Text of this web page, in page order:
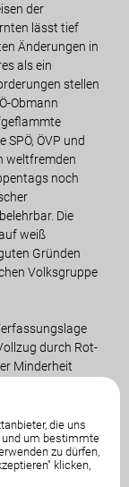
die uns
und um bestimmte
zu dürfen,
klicken,
der
lässt tief
Änderungen in
als ein
stellen
Obmann
ÖVP und
weltfremden
noch
Die
weiß
Gründen
Volksgruppe
durch Rot-
Minderheit
sei von
wird
neue